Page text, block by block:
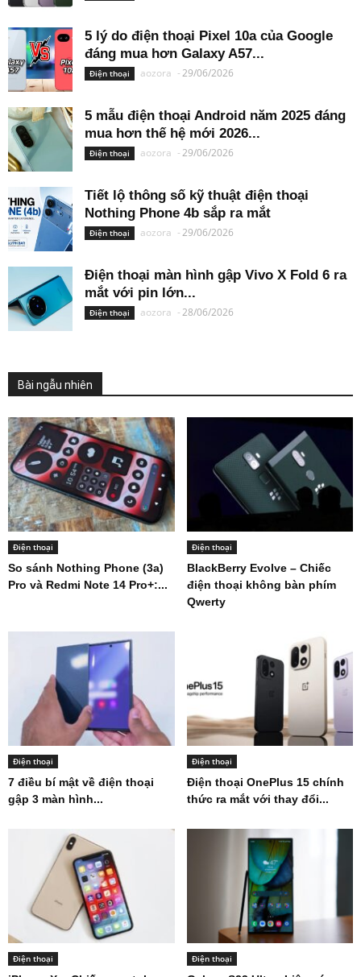
5 lý do điện thoại Pixel 10a của Google
đáng mua hơn Galaxy A57...
Điện thoại aozora -29/06/2026
5 mẫu điện thoại Android năm 2025 đáng
mua hơn thế hệ mới 2026...
Điện thoại aozora -29/06/2026
Tiết lộ thông số kỹ thuật điện thoại
Nothing Phone 4b sắp ra mắt
Điện thoại aozora -29/06/2026
Điện thoại màn hình gập Vivo X Fold 6 ra
mắt với pin lớn...
Điện thoại aozora -28/06/2026
Bài ngẫu nhiên
Điện thoại
So sánh Nothing Phone (3a)
Pro và Redmi Note 14 Pro+:...
Điện thoại
BlackBerry Evolve – Chiếc
điện thoại không bàn phím
Qwerty
Điện thoại
7 điều bí mật về điện thoại
gập 3 màn hình...
Điện thoại
Điện thoại OnePlus 15 chính
thức ra mắt với thay đổi...
Điện thoại Điện thoại